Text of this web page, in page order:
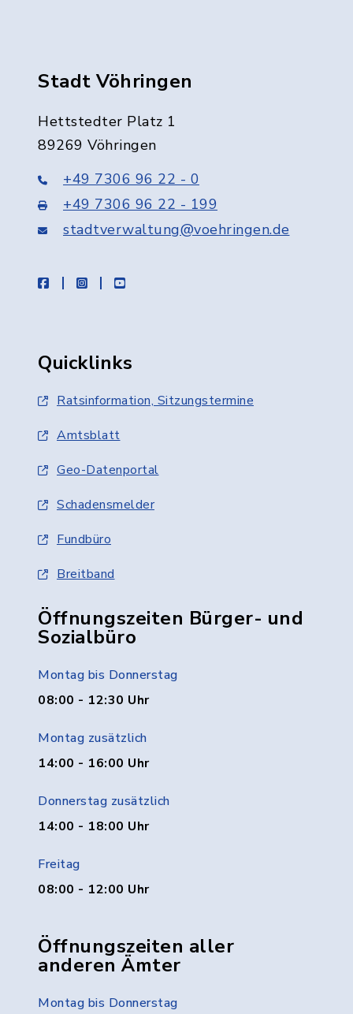
Stadt Vöhringen
Hettstedter Platz 1
89269 Vöhringen
+49 7306 96 22 - 0
+49 7306 96 22 - 199
stadtverwaltung@voehringen.de
facebookinstagramyoutube
Quicklinks
Ratsinformation, Sitzungstermine
Amtsblatt
Geo-Datenportal
Schadensmelder
Fundbüro
Breitband
Öffnungszeiten Bürger- und
Sozialbüro
Montag bis Donnerstag
08:00 - 12:30 Uhr
Montag zusätzlich
14:00 - 16:00 Uhr
Donnerstag zusätzlich
14:00 - 18:00 Uhr
Freitag
08:00 - 12:00 Uhr
Öffnungszeiten aller
anderen Ämter
Montag bis Donnerstag